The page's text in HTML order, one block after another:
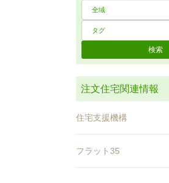
注文住宅関連情報
住宅支援機構
フラット35